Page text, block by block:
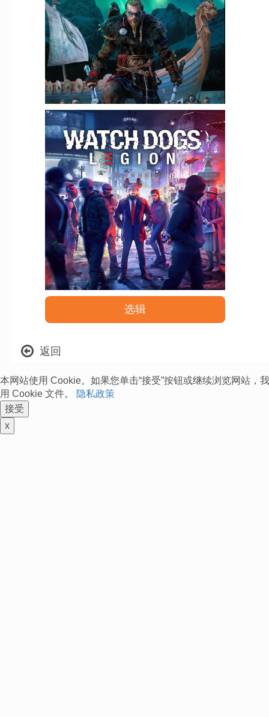
选辑
返回
本网站使用 Cookie。如果您单击“接受”按钮或继续浏览网站，
用 Cookie 文件。
隐私政策
接受
x